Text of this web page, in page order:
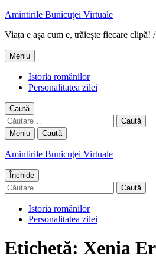
Amintirile Bunicuţei Virtuale
Viața e așa cum e, trăiește fiecare
Meniu
Istoria românilor
Personalitatea zilei
Caută
Caută
după:
Meniu Caută
Amintirile Bunicuţei Virtuale
Închide
Caută
după:
Istoria românilor
Personalitatea zilei
Etichetă: Xenia